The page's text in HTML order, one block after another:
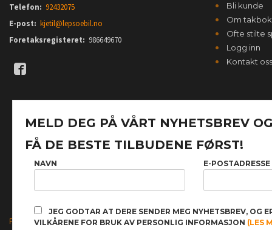
Telefon: 92432075
E-post: kjetil@lepsoebil.no
Foretaksregisteret: 986649670
Bli kunde
Om
Ofte stilte
Logg inn
Kontakt oss
FRAKT KJØPSBETINGELSER SIKKERHET OG PERSONVERN
MELD DEG PÅ VÅRT NYHETSBREV
FÅ DE BESTE TILBUDENE FØRST!
NAVN E-POSTADRESSE
JEG GODTAR AT DERE SENDER MEG NYHETSBREV, OG
VILKÅRENE FOR BRUK AV PERSONLIG INFORMASJON (LES